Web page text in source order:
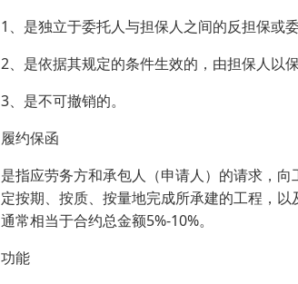
1、是独立于委托人与担保人之间的反担保或
2、是依据其规定的条件生效的，由担保人以
3、是不可撤销的。
履约保函
是指应劳务方和承包人（申请人）的请求，
定按期、按质、按量地完成所承建的工程，
通常相当于合约总金额5%-10%。
功能